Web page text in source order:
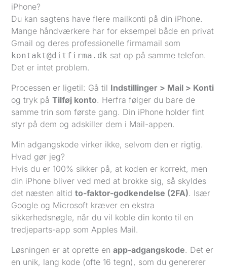
iPhone?
Du kan sagtens have flere mailkonti på din iPhone.
Mange håndværkere har for eksempel både en privat
Gmail og deres professionelle firmamail som
kontakt@ditfirma.dk sat op på samme telefon.
Det er intet problem.
Processen er ligetil: Gå til Indstillinger > Mail > Konti
og tryk påTilføj konto. Herfra følger du bare de
samme trin som første gang. Din iPhone holder fint
styr på dem og adskiller dem i Mail-appen.
Min adgangskode virker ikke, selvom den er rigtig.
Hvad gør jeg?
Hvis du er 100% sikker på, at koden er korrekt, men
din iPhone bliver ved med at brokke sig, så skyldes
det næsten altidto-faktor-godkendelse (2FA). Især
Google og Microsoft kræver en ekstra
sikkerhedsnøgle, når du vil koble din konto til en
tredjeparts-app som Apples Mail.
Løsningen er at oprette enapp-adgangskode. Det er
en unik, lang kode (ofte 16 tegn), som du genererer